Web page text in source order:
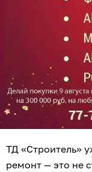
ТД «Строитель»
ремонт — это не